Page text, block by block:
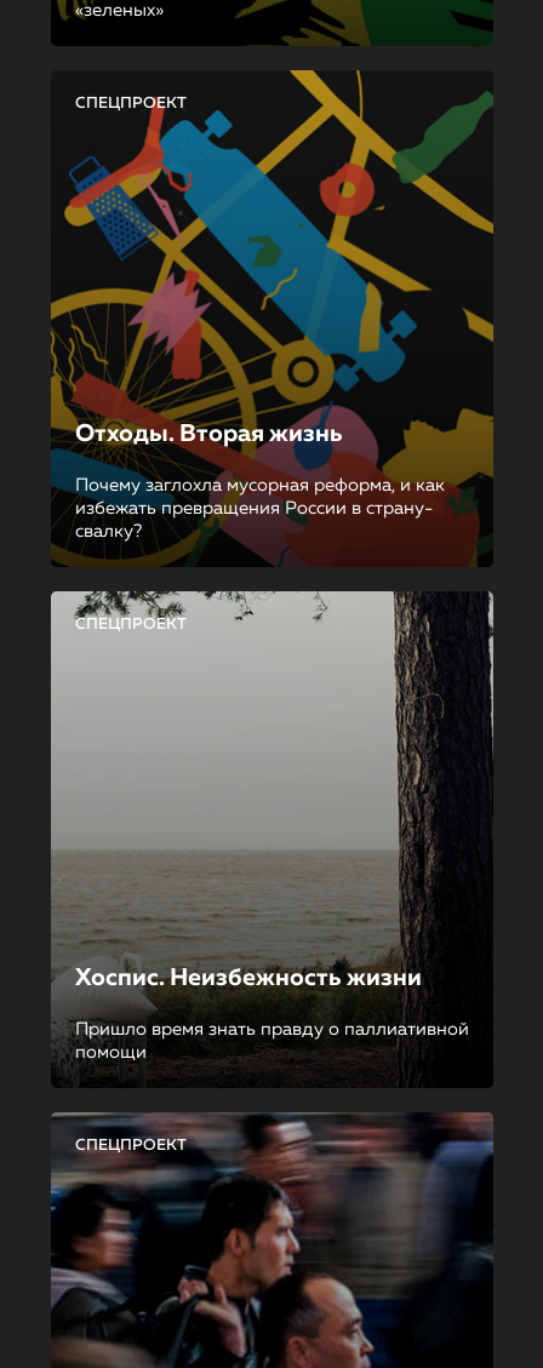
«зеленых»
СПЕЦПРОЕКТ
Отходы. Вторая жизнь
Почему заглохла мусорная реформа, и как
избежать превращения России в страну-
свалку?
СПЕЦПРОЕКТ
Хоспис. Неизбежность жизни
Пришло время знать правду о паллиативной
помощи
СПЕЦПРОЕКТ